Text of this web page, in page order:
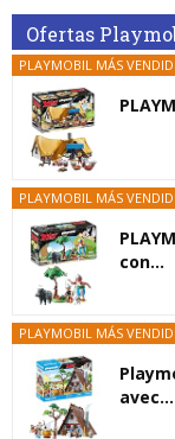
Ofertas
PLAYMOBIL MÁS
PLAYMOBIL MÁS
con...
PLAYMOBIL MÁS
avec...